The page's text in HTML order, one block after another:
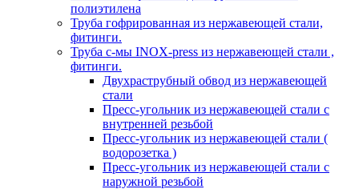
полиэтилена
Труба гофрированная из нержавеющей стали,
фитинги.
Труба с-мы INOX-press из нержавеющей стали ,
фитинги.
Двухраструбный обвод из нержавеющей
стали
Пресс-угольник из нержавеющей стали с
внутренней резьбой
Пресс-угольник из нержавеющей стали (
водорозетка )
Пресс-угольник из нержавеющей стали с
наружной резьбой